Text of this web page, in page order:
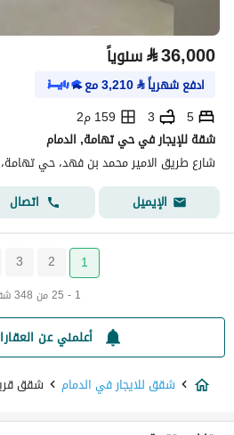
⃁36,000 سنوياً
ادفع شهرياً⃁
3,210مع
5
3
159 م2
شقة للإيجار في حي تهامة, الدمام
شارع طريق الامير محمد بن فهد، حي تهامة،
الإيميل
اتصال
1
2
3
1 - 25 من 348 شقق
أعلمني عن
شقق للايجار في الدمام
شقق